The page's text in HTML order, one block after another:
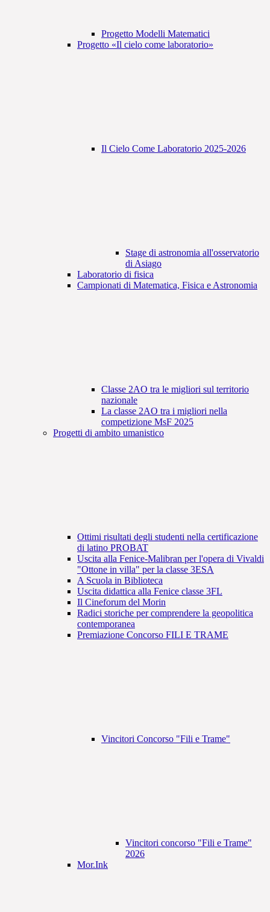
Progetto Modelli Matematici
Progetto «Il cielo come laboratorio»
Il Cielo Come Laboratorio 2025-2026
Stage di astronomia all'osservatorio
di Asiago
Laboratorio di fisica
Campionati di Matematica, Fisica e Astronomia
Classe 2AO tra le migliori sul territorio
nazionale
La classe 2AO tra i migliori nella
competizione MsF 2025
Progetti di ambito umanistico
Ottimi risultati degli studenti nella certificazione
di latino PROBAT
Uscita alla Fenice-Malibran per l'opera di Vivaldi
"Ottone in villa" per la classe 3ESA
A Scuola in Biblioteca
Uscita didattica alla Fenice classe 3FL
Il Cineforum del Morin
Radici storiche per comprendere la geopolitica
contemporanea
Premiazione Concorso FILI E TRAME
Vincitori Concorso "Fili e Trame"
Vincitori concorso "Fili e Trame"
2026
Mor.Ink